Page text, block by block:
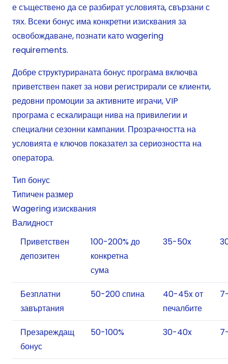
е съществено да се разбират условията, свързани с
тях. Всеки бонус има конкретни изисквания за
освобождаване, познати като wagering
requirements.
Добре структурираната бонус програма включва
приветствен пакет за нови регистрирали се клиенти,
редовни промоции за активните играчи, VIP
програма с ескалиращи нива на привилегии и
специални сезонни кампании. Прозрачността на
условията е ключов показател за сериозността на
оператора.
Тип бонус
Типичен размер
Wagering изисквания
Валидност
Приветствен
депозитен
100-200% до
конкретна
сума
35-50x
Безплатни
завъртания
50-200 спина
40-45x от
печалбите
Презареждащ
бонус
50-100% 30-40x